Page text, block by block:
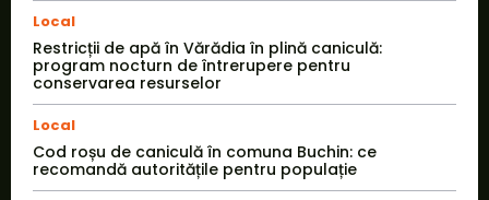
Local
Restricții de apă în Vărădia în plină caniculă:
program nocturn de întrerupere pentru
conservarea resurselor
Local
Cod roșu de caniculă în comuna Buchin: ce
recomandă autoritățile pentru populație